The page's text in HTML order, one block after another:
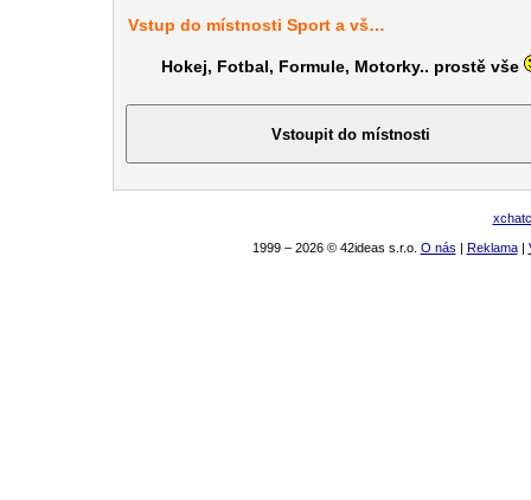
Vstup do místnosti Sport a vš…
Hokej, Fotbal, Formule, Motorky.. prostě vše
1999 – 2026 © 42ideas s.r.o. O nás | Reklama|